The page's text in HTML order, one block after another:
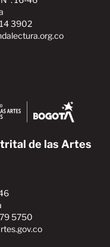
3902
de las Artes
5750